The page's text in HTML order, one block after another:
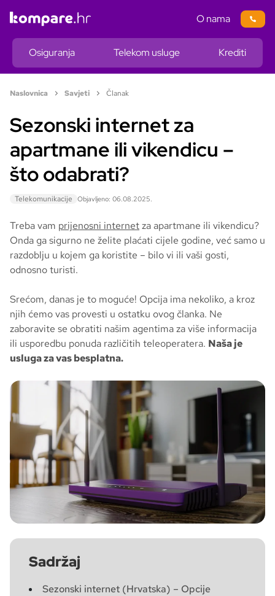
Osiguranja Telekom usluge Krediti
O nama
Naslovnica Savjeti Članak
Sezonski internet za
apartmane ili vikendicu –
što odabrati?
Telekomunikacije Objavljeno: 06.08.2025.
Treba vam prijenosni internetza apartmane ili vikendicu?
Onda ga sigurno ne želite plaćati cijele godine, već samo u
razdoblju u kojem ga koristite – bilo vi ili vaši gosti,
odnosno turisti.
Srećom, danas je to moguće! Opcija ima nekoliko, a kroz
njih ćemo vas provesti u ostatku ovog članka. Ne
zaboravite se obratiti našim agentima za više informacija
ili usporedbu ponuda različitih teleoperatera. Naša je
usluga za vas besplatna.
Sadržaj
Sezonski internet (Hrvatska) – Opcije